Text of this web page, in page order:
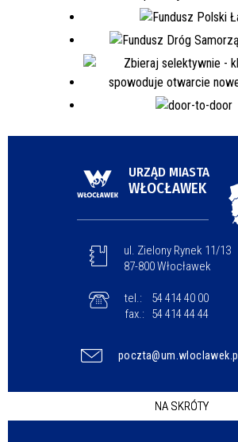
URZĄD MIASTA
WŁOCŁAWEK
ul. Zielony Rynek 11/13
87-800 Włocławek
tel.:
54 414 40 00
fax.:
54 414 44 44
poczta@um.wloclawek.pl
NA SKRÓTY